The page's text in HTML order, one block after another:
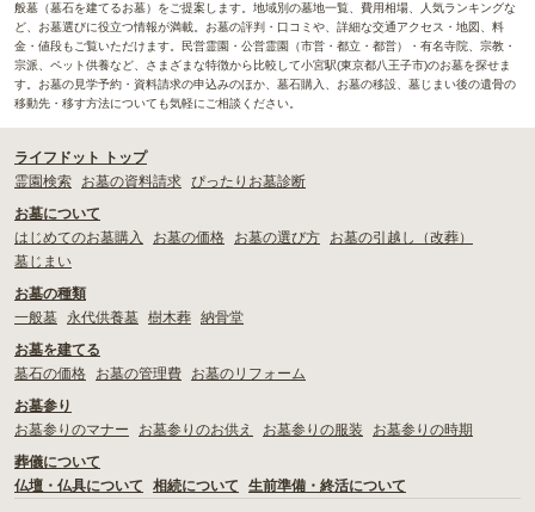
般墓（墓石を建てるお墓）をご提案します。地域別の墓地一覧、費用相場、人気ランキングな
ど、お墓選びに役立つ情報が満載。お墓の評判・口コミや、詳細な交通アクセス・地図、料
金・値段もご覧いただけます。民営霊園・公営霊園（市営・都立・都営）・有名寺院、宗教・
宗派、ペット供養など、さまざまな特徴から比較して小宮駅(東京都八王子市)のお墓を探せま
す。お墓の見学予約・資料請求の申込みのほか、墓石購入、お墓の移設、墓じまい後の遺骨の
移動先・移す方法についても気軽にご相談ください。
ライフドット トップ
霊園検索
お墓の資料請求 ぴったりお墓診断
お墓について
はじめてのお墓購入
お墓の価格 お墓の選び方
お墓の引越し（改葬）
墓じまい
お墓の種類
一般墓
永代供養墓 樹木葬 納骨堂
お墓を建てる
墓石の価格
お墓の管理費
お墓のリフォーム
お墓参り
お墓参りのマナー
お墓参りのお供え お墓参りの服装
お墓参りの時期
葬儀について
仏壇・仏具について
相続について 生前準備・終活について